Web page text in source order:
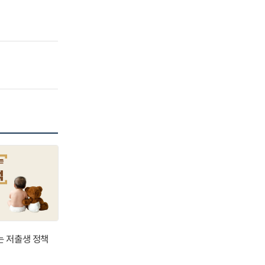
저출생 정책